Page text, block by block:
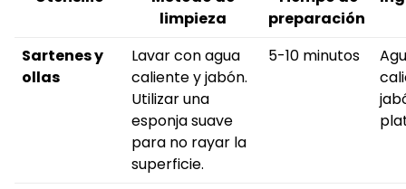
limpieza
preparación
Sartenes y
ollas
Lavar con agua
caliente y jabón.
Utilizar una
esponja suave
para no rayar la
superficie.
5-10 minutos